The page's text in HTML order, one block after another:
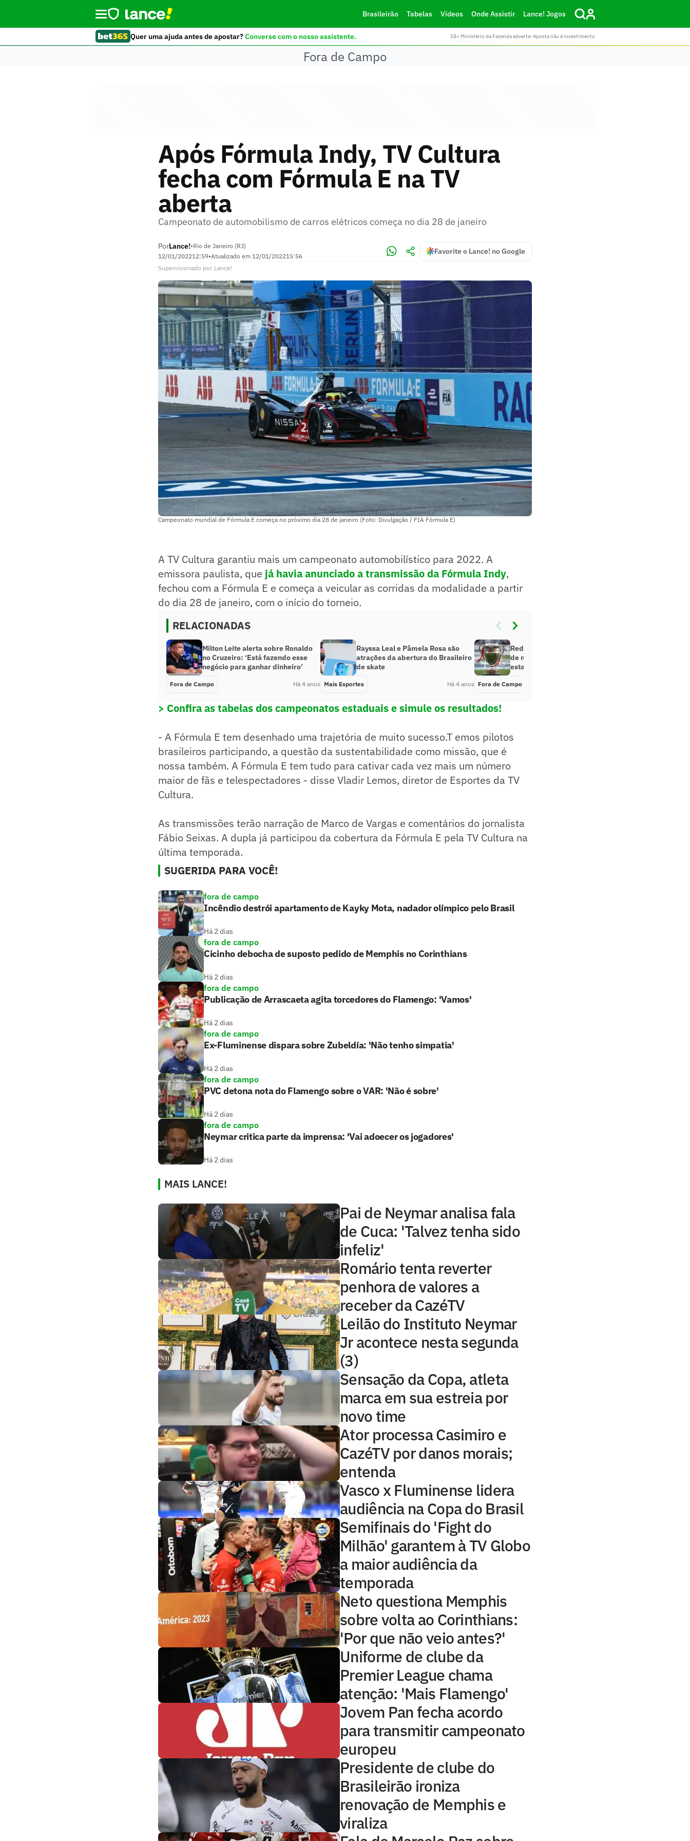
Brasileirão Tabelas Vídeos Onde Assistir Lance! Jogos
Quer uma ajuda antes de apostar?Converse com o nosso assistente. 18+ Ministério da Fazenda adverte: Aposta não é investimento
Fora de Campo
Após Fórmula Indy, TV Cultura
fecha com Fórmula E na TV
aberta
Campeonato de automobilismo de carros elétricos começa no dia 28 de janeiro
PorLance!•Rio de Janeiro (RJ)
12/01/202212:59•Atualizado em 12/01/202215:56
Favorite o Lance! no Google
Supervisionado por Lance!
Campeonato mundial de Fórmula E começa no próximo dia 28 de janeiro (Foto: Divulgação / FIA Fórmula E)
A TV Cultura garantiu mais um campeonato automobilístico para 2022. A
emissora paulista, que já havia anunciado a transmissão da Fórmula Indy,
fechou com a Fórmula E e começa a veicular as corridas da modalidade a partir
do dia 28 de janeiro, com o início do torneio.
RELACIONADAS
Milton Leite alerta sobre Ronaldo
no Cruzeiro: ‘Está fazendo esse
negócio para ganhar dinheiro’
Fora de Campo Há 4 anos
Rayssa Leal e Pâmela Rosa são
atrações da abertura do Brasileiro
de skate
Mais Esportes Há 4 anos
Rede Globo garante transmissão
de mais dois campeonatos
estaduais
Fora de Campo
> Confira as tabelas dos campeonatos estaduais e simule os resultados!
- A Fórmula E tem desenhado uma trajetória de muito sucesso.T emos pilotos
brasileiros participando, a questão da sustentabilidade como missão, que é
nossa também. A Fórmula E tem tudo para cativar cada vez mais um número
maior de fãs e telespectadores - disse Vladir Lemos, diretor de Esportes da TV
Cultura.
As transmissões terão narração de Marco de Vargas e comentários do jornalista
Fábio Seixas. A dupla já participou da cobertura da Fórmula E pela TV Cultura na
última temporada.
SUGERIDA PARA VOCÊ!
fora de campo
Incêndio destrói apartamento de Kayky Mota, nadador olímpico pelo Brasil
Há 2 dias
fora de campo
Cicinho debocha de suposto pedido de Memphis no Corinthians
Há 2 dias
fora de campo
Publicação de Arrascaeta agita torcedores do Flamengo: 'Vamos'
Há 2 dias
fora de campo
Ex-Fluminense dispara sobre Zubeldía: 'Não tenho simpatia'
Há 2 dias
fora de campo
PVC detona nota do Flamengo sobre o VAR: 'Não é sobre'
Há 2 dias
fora de campo
Neymar critica parte da imprensa: 'Vai adoecer os jogadores'
Há 2 dias
MAIS LANCE!
Pai de Neymar analisa fala
de Cuca: 'Talvez tenha sido
infeliz'
Romário tenta reverter
penhora de valores a
receber da CazéTV
Leilão do Instituto Neymar
Jr acontece nesta segunda
(3)
Sensação da Copa, atleta
marca em sua estreia por
novo time
Ator processa Casimiro e
CazéTV por danos morais;
entenda
Vasco x Fluminense lidera
audiência na Copa do Brasil
Semifinais do 'Fight do
Milhão' garantem à TV Globo
a maior audiência da
temporada
Neto questiona Memphis
sobre volta ao Corinthians:
'Por que não veio antes?'
Uniforme de clube da
Premier League chama
atenção: 'Mais Flamengo'
Jovem Pan fecha acordo
para transmitir campeonato
europeu
Presidente de clube do
Brasileirão ironiza
renovação de Memphis e
viraliza